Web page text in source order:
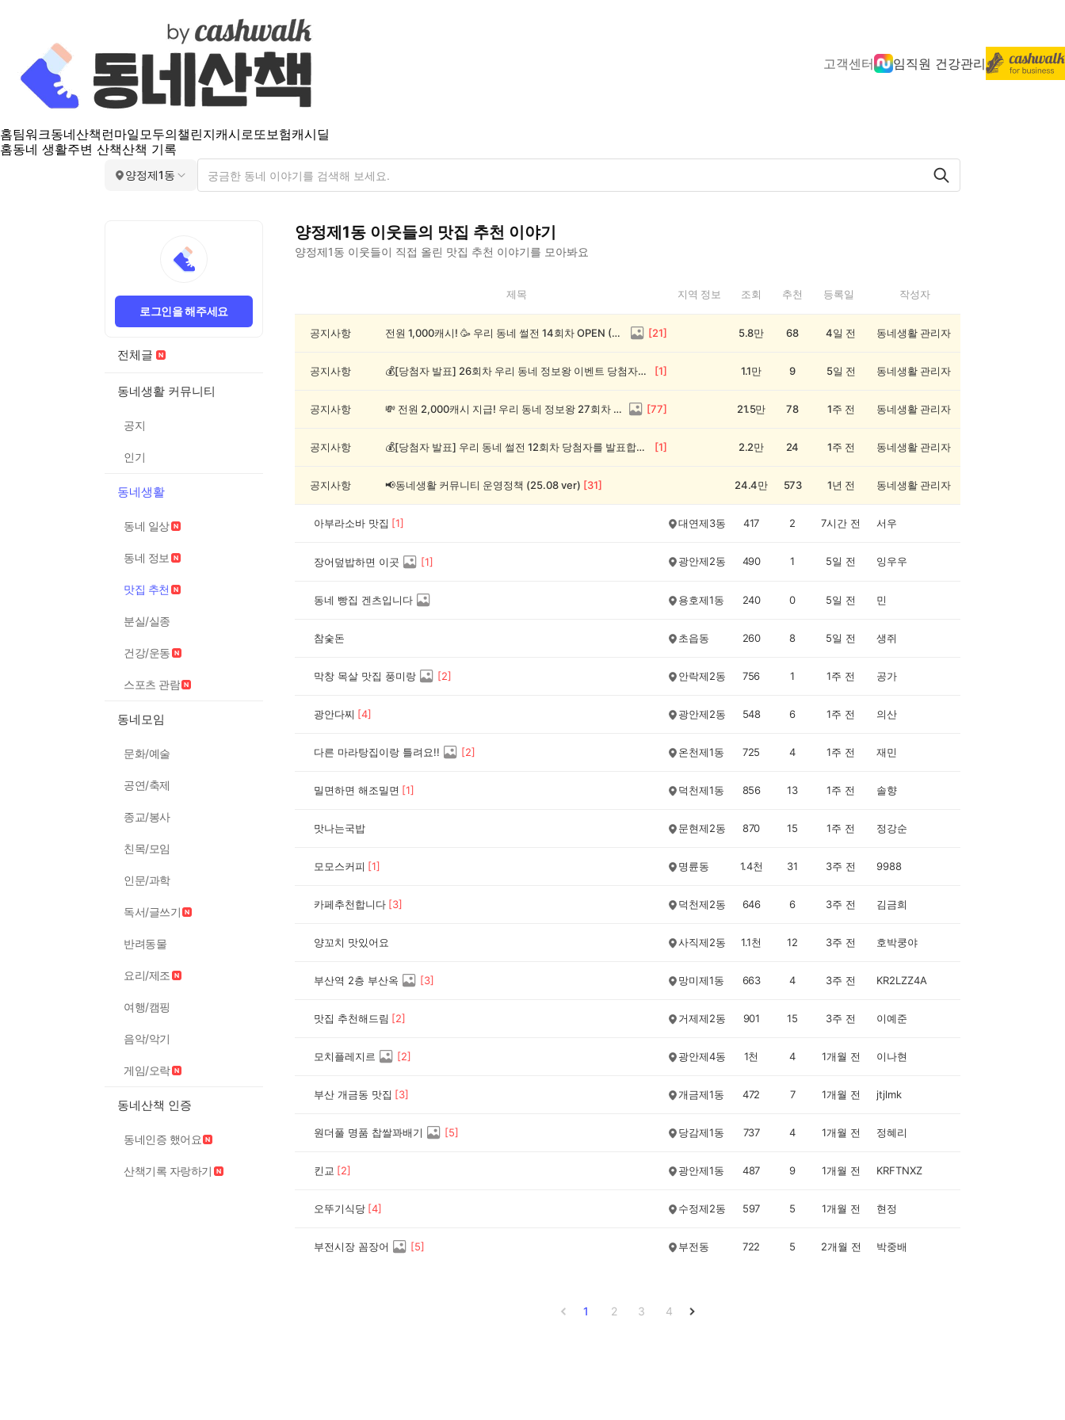
고객센터 임직원 건강관리
홈팀워크동네산책 런마일모두의챌린지캐시로또보험캐시딜
홈동네 생활주변 산책산책 기록
양정제1동
로그인을 해주세요
전체글
동네생활 커뮤니티
공지
인기
동네생활
동네 일상
동네 정보
맛집 추천
분실/실종
건강/운동
스포츠 관람
동네모임
문화/예술
공연/축제
종교/봉사
친목/모임
인문/과학
독서/글쓰기
반려동물
요리/제조
여행/캠핑
음악/악기
게임/오락
동네산책 인증
동네인증 했어요
산책기록 자랑하기
양정제1동 이웃들의 맛집 추천 이야기
양정제1동 이웃들이 직접 올린 맛집 추천 이야기를 모아봐요
제
제목 지역 정보 조회 추천 등록일 작성자
공지사항 전원 1,000캐시! 🥳 우리 동네 썰전 14회차 OPEN (~8/17) [21] 5.8만 68 4일 전 동네생활 관리자
공지사항 💰[당첨자 발표] 26회차 우리 동네 정보왕 이벤트 당첨자를 발표합니다! [1] 1.1만 9 5일 전 동네생활 관리자
공지사항 💸 전원 2,000캐시 지급! 우리 동네 정보왕 27회차 (~8/10) [77] 21.5만 78 1주 전 동네생활 관리자
공지사항 💰[당첨자 발표] 우리 동네 썰전 12회차 당첨자를 발표합니다! [1] 2.2만 24 1주 전 동네생활 관리자
공지사항 📢동네생활 커뮤니티 운영정책 (25.08 ver) [31] 24.4만 573 1년 전 동네생활 관리자
아부라소바 맛집 [1] 대연제3동 417 2 7시간 전 서우
장어덮밥하면 이곳 [1] 광안제2동 490 1 5일 전 잉우우
동네 빵집 겐츠입니다 용호제1동 240 0 5일 전 민
참숯돈 초읍동 260 8 5일 전 생쥐
막창 목살 맛집 풍미랑 [2] 안락제2동 756 1 1주 전 공가
광안다찌 [4] 광안제2동 548 6 1주 전 의산
다른 마라탕집이랑 틀려요!! [2] 온천제1동 725 4 1주 전 재민
밀면하면 해조밀면 [1] 덕천제1동 856 13 1주 전 솔향
맛나는국밥 문현제2동 870 15 1주 전 정강순
모모스커피 [1] 명륜동 1.4천 31 3주 전 9988
카페추천합니다 [3] 덕천제2동 646 6 3주 전 김금희
양꼬치 맛있어요 사직제2동 1.1천 12 3주 전 호박쿵야
부산역 2층 부산옥 [3] 망미제1동 663 4 3주 전 KR2LZZ4A
맛집 추천해드림 [2] 거제제2동 901 15 3주 전 이예준
모치플레지르 [2] 광안제4동 1천 4 1개월 전 이나현
부산 개금동 맛집 [3] 개금제1동 472 7 1개월 전 jtjlmk
원더풀 명품 찹쌀꽈배기 [5] 당감제1동 737 4 1개월 전 정혜리
킨교 [2] 광안제1동 487 9 1개월 전 KRFTNXZ
오뚜기식당 [4] 수정제2동 597 5 1개월 전 현정
부전시장 꼼장어 [5] 부전동 722 5 2개월 전 박중배
1 2 3 4